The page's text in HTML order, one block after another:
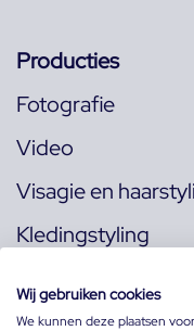
Producties
Fotografie
Video
Visagie en
Kledingstyling
Wij gebruiken cookies
We kunnen deze plaatsen